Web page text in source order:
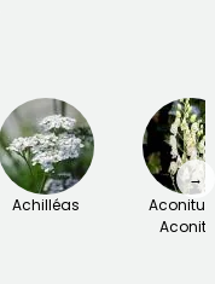
Achilléas
→